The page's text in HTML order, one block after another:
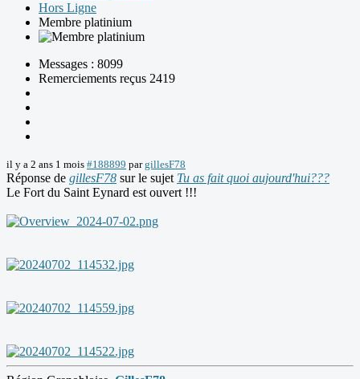
Hors Ligne
Membre platinium
Messages : 8099
Remerciements reçus 2419
il y a 2 ans 1 mois #188899 pargillesF78
Réponse de gillesF78 sur le sujet Tu as fait quoi aujourd'hui???
Le Fort du Saint Eynard est ouvert !!!